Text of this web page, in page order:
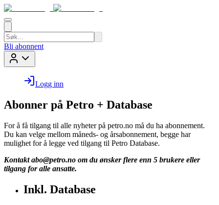
Bli abonnent
Logg inn
Abonner på Petro + Database
For å få tilgang til alle nyheter på petro.no må du ha abonnement.
Du kan velge mellom måneds- og årsabonnement, begge har
mulighet for å legge ved tilgang til Petro Database.
Kontakt abo@petro.no om du ønsker flere enn 5 brukere eller
tilgang for alle ansatte.
Inkl. Database